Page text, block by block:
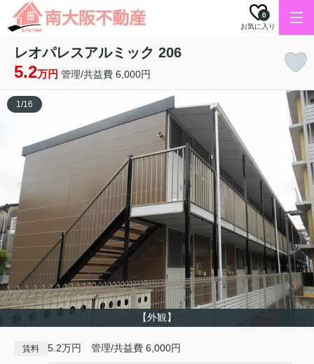
お気に入り
0
レオパレスアルミック 206
5.2万円 管理/共益費 6,000円
【外観】
1/16
賃料 5.2万円 管理/共益費 6,000円